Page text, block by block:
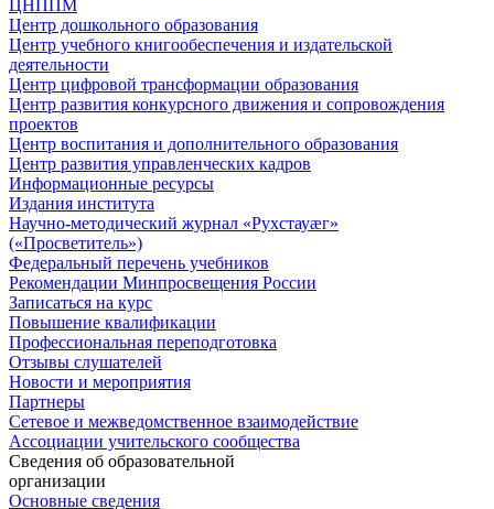
ЦНППМ
Центр дошкольного образования
Центр учебного книгообеспечения и издательской
деятельности
Центр цифровой трансформации образования
Центр развития конкурсного движения и сопровождения
проектов
Центр воспитания и дополнительного образования
Центр развития управленческих кадров
Информационные ресурсы
Издания института
Научно-методический журнал «Рухстауæг»
(«Просветитель»)
Федеральный перечень учебников
Рекомендации Минпросвещения России
Записаться на курс
Повышение квалификации
Профессиональная переподготовка
Отзывы слушателей
Новости и мероприятия
Партнеры
Сетевое и межведомственное взаимодействие
Ассоциации учительского сообщества
Сведения об образовательной
организации
Основные сведения